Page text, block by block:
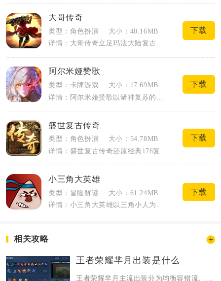
大哥传奇
类型：角色扮演
大小：40.16MB
详情：大哥传奇立足玛法大陆复古设定，沿用战法道三职业经典框架，主打野外打宝、行会攻...
下载
阿尔米娅赞歌
类型：卡牌游戏
大小：17.69MB
下载
盛世复古传奇
类型：角色扮演
大小：54.78MB
下载
小三角大英雄
类型：冒险解谜
大小：61.24MB
下载
相关攻略
王者荣耀芈月出装是什么